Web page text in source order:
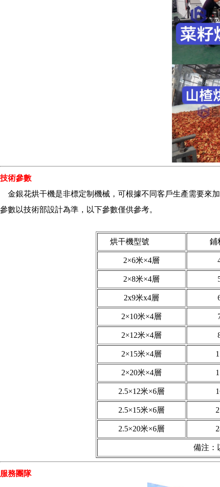
技術參數
金銀花烘干機是非標定制機械，可根據不同客戶生產需要來
參數以技術部設計為準，以下參數僅供參考。
烘干機型號 鋪
2×6米×4層
2×8米×4層
2x9米x4層
2×10米×4層
2×12米×4層
2×15米×4層
2×20米×4層
2.5×12米×6層
2.5×15米×6層
2.5×20米×6層
備注：
服務團隊